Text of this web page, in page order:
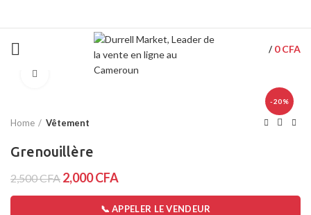
/ 0CFA
-20%
Click to enlarge
Home Vêtement
Grenouillère
2,500CFA 2,000CFA
📞 APPELER LE VENDEUR